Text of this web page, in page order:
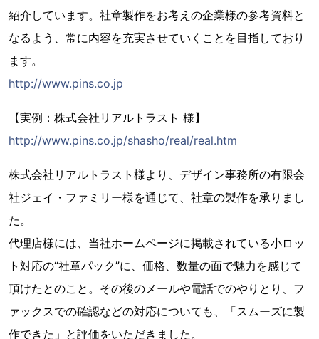
紹介しています。社章製作をお考えの企業様の参考資料と
なるよう、常に内容を充実させていくことを目指しており
ます。
http://www.pins.co.jp
【実例：株式会社リアルトラスト 様】
http://www.pins.co.jp/shasho/real/real.htm
株式会社リアルトラスト様より、デザイン事務所の有限会
社ジェイ・ファミリー様を通じて、社章の製作を承りまし
た。
代理店様には、当社ホームページに掲載されている小ロッ
ト対応の“社章パック”に、価格、数量の面で魅力を感じて
頂けたとのこと。その後のメールや電話でのやりとり、フ
ァックスでの確認などの対応についても、「スムーズに製
作できた」と評価をいただきました。